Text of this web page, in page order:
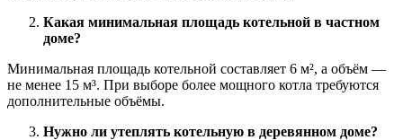
Какая минимальная площадь котельной в частном
доме?
Минимальная площадь котельной составляет 6 м², а объём —
не менее 15 м³. При выборе более мощного котла требуются
дополнительные объёмы.
Нужно ли утеплять котельную в деревянном доме?